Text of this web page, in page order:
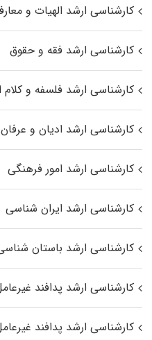
کارشناسی ارشد الهیات و
کارشناسی ارشد فقه و حقوق
کارشناسی ارشد فلسفه و کلام
کارشناسی ارشد ادیان و
کارشناسی ارشد امور فرهنگی
کارشناسی ارشد ایران شناسی
کارشناسی ارشد باستان
کارشناسی ارشد پدافند
کارشناسی ارشد پدافند